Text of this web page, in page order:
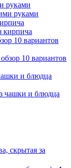
руками
10 вариантов
и блюдца
скрытая за